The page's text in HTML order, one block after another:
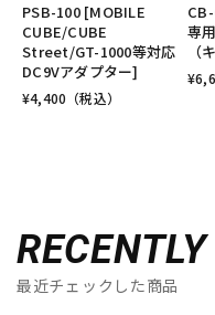
PSB-100 [MOBILE
CUBE/CUBE
Street/GT-1000等対応
DC9Vアダプター]
¥4,400 （税込）
専
（
¥
最近チェックした商品